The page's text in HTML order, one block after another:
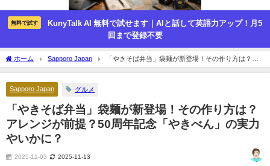
無料で試す
KunyTalk AI 無料で試せます｜AIと話して英語力アップ！月5
回まで登録不要
ホーム Sapporo Japan
「やきそば弁当」袋麺が新登場！その作り方は？ア
レンジが前提？50周年記念「やきべん」の実力やいかに？
Sapporo Japan グルメ
「やきそば弁当」袋麺が新登場！その作り方は？
アレンジが前提？50周年記念「やきべん」の実力
やいかに？
2025-11-03 2025-11-13